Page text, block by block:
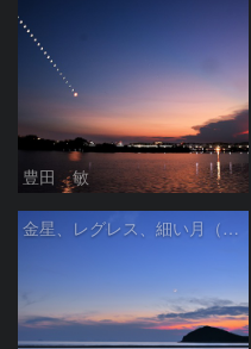
豊田 敏
金星、レグレス、細い月（７月１６日）